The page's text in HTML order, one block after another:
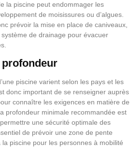
la piscine peut endommager les
de moisissures ou d’algues.
prévoir la mise en place de caniveaux,
système de drainage pour évacuer
piscine varient selon les pays et les
donc important de se renseigner auprès
connaître les exigences en matière de
profondeur minimale recommandée est
une sécurité optimale des
de prévoir une zone de pente
la piscine pour les personnes à mobilité